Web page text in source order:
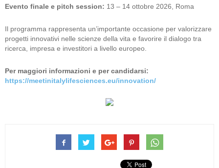
Evento finale e pitch session: 13 – 14 ottobre 2026, Roma
Il programma rappresenta un’importante occasione per valorizzare
progetti innovativi nelle scienze della vita e favorire il dialogo tra
ricerca, impresa e investitori a livello europeo.
Per maggiori informazioni e per candidarsi:
https://meetinitalylifesciences.eu/innovation/